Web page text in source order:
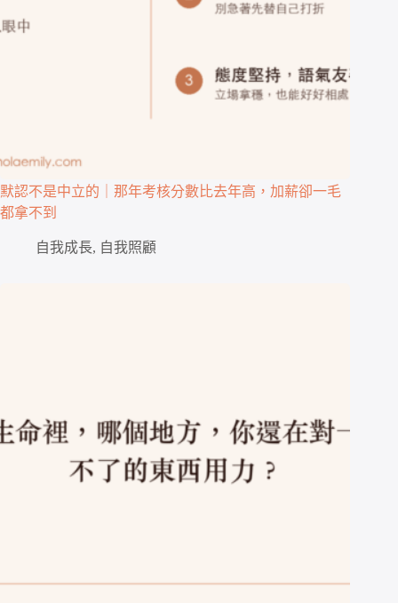
默認不是中立的｜那年考核分數比去年高，加薪卻一毛
都拿不到
自我成長, 自我照顧